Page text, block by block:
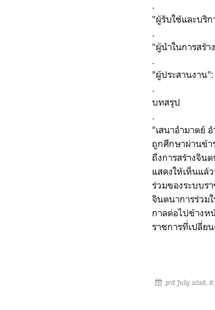
.
"ผู้รับใช้และบริ
.
"ผู้นำในการสร้
.
"ผู้ประสานงาน
.
บทสรุป
.
"เสนาอำมาตย์
ถูกศึกษาผ่านข้า
ถึงการสร้างจิน
แสดงให้เห็นแล้
ร่วมของระบบร
จินตนาการร่วม
กาลต่อไปข้างห
ราชการที่เปลี่ย
3rd July 2026,